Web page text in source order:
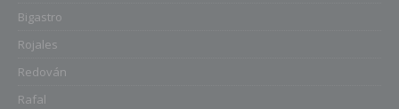
Bigastro
Rojales
Redován
Rafal